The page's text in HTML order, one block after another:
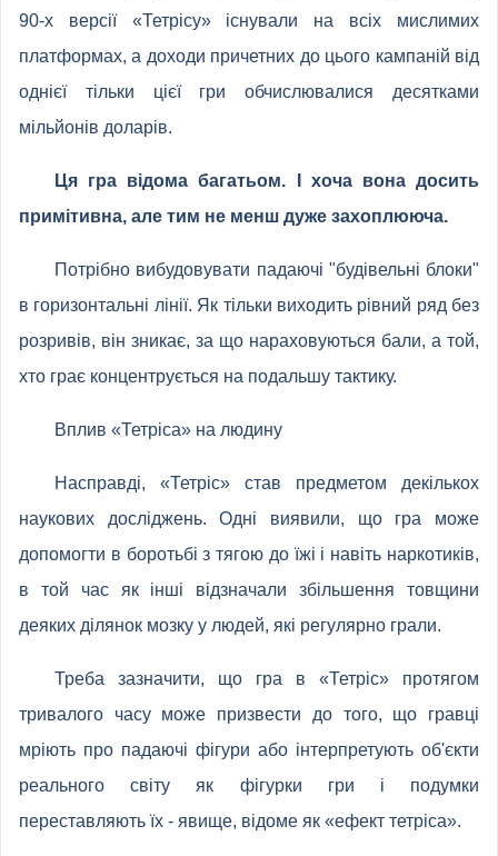
90-х версії «Тетрісу» існували на всіх мислимих
платформах, а доходи причетних до цього кампаній від
однієї тільки цієї гри обчислювалися десятками
мільйонів доларів.
Ця гра відома багатьом. І хоча вона досить
примітивна, але тим не менш дуже захоплююча.
Потрібно вибудовувати падаючі "будівельні блоки"
в горизонтальні лінії. Як тільки виходить рівний ряд без
розривів, він зникає, за що нараховуються бали, а той,
хто грає концентрується на подальшу тактику.
Вплив «Тетріса» на людину
Насправді, «Тетріс» став предметом декількох
наукових досліджень. Одні виявили, що гра може
допомогти в боротьбі з тягою до їжі і навіть наркотиків,
в той час як інші відзначали збільшення товщини
деяких ділянок мозку у людей, які регулярно грали.
Треба зазначити, що гра в «Тетріс» протягом
тривалого часу може призвести до того, що гравці
мріють про падаючі фігури або інтерпретують об'єкти
реального світу як фігурки гри і подумки
переставляють їх - явище, відоме як «ефект тетріса».